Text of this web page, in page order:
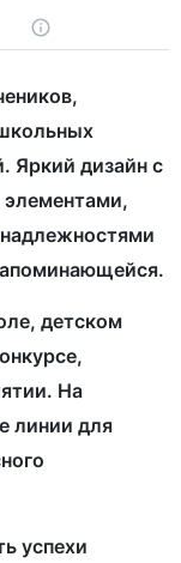
Яркий дизайн с
детском
На
линии для
успехи